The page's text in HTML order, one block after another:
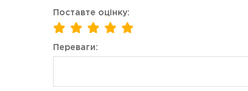
Поставте оцінку:
Переваги: